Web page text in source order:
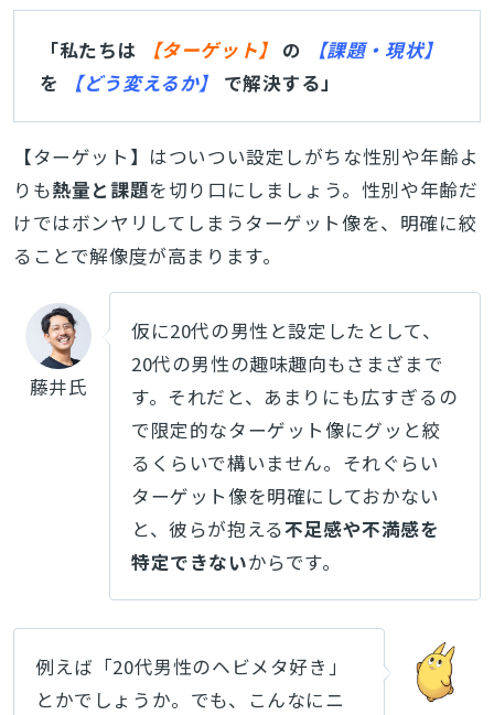
「私たちは 【ターゲット】 の
【課題・現状】
を
【どう変えるか】 で解決する」
【ターゲット】はついつい設定しがちな性別や年齢よ
りも熱量と課題を切り口にしましょう。性別や年齢だ
けではボンヤリしてしまうターゲット像を、明確に絞
ることで解像度が高まります。
藤井氏
仮に20代の男性と設定したとして、
20代の男性の趣味趣向もさまざまで
す。それだと、あまりにも広すぎるの
で限定的なターゲット像にグッと絞
るくらいで構いません。それぐらい
ターゲット像を明確にしておかない
と、彼らが抱える不足感や不満感を
特定できないからです。
例えば「20代男性のヘビメタ好き」
とかでしょうか。でも、こんなにニ